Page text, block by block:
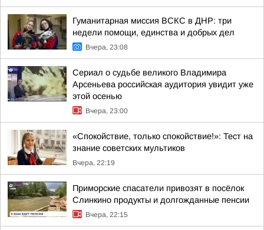
Гуманитарная миссия ВСКС в ДНР: три
недели помощи, единства и добрых дел
Вчера, 23:08
Сериал о судьбе великого Владимира
Арсеньева российская аудитория увидит уже
этой осенью
Вчера, 23:00
«Спокойствие, только спокойствие!»: Тест на
знание советских мультиков
Вчера, 22:19
Приморские спасатели привозят в посёлок
Слинкино продукты и долгожданные пенсии
Вчера, 22:15